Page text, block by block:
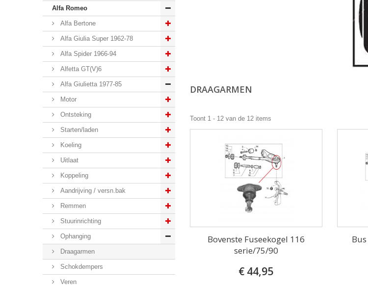
Alfa Romeo
Alfa Bertone
Alfa Giulia Super 1962-78
Alfa Spider 1966-94
Alfetta GT(V)6
Alfa Giulietta 1977-85
Motor
Ontsteking
Starten/laden
Koeling
Uitlaat
Koppeling
Aandrijving / versn.bak
Remmen
Stuurinrichting
Ophanging
Draagarmen
Schokdempers
Veren
DRAAGARMEN
Toont 1 - 12 van de 12 items
Bovenste Fuseekogel 116
serie/75/90
€ 44,95